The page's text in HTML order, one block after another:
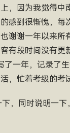
，因为我觉得
感到很惭愧，
谢谢一年以来
有段时间没有
了一年，记录了
，忙着考级的考
，同时说明一